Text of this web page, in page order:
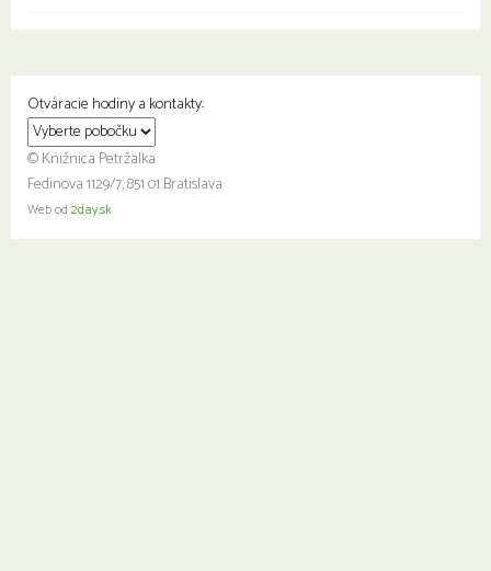
Otváracie hodiny a kontakty:
© Knižnica Petržalka
Fedinova 1129/7, 851 01 Bratislava
Web od 2day.sk